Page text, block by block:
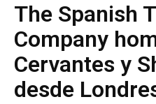
The Spanish
Company
Cervantes y
desde